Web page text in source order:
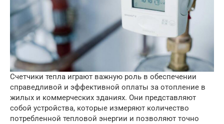
Счетчики тепла играют важную роль в обеспечении
справедливой и эффективной оплаты за отопление в
жилых и коммерческих зданиях. Они представляют
собой устройства, которые измеряют количество
потребленной тепловой энергии и позволяют точно